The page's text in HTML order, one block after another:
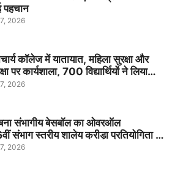
पहचान
2026
कॉलेज में यातायात, महिला सुरक्षा और
पर कार्यशाला, 700 विद्यार्थियों ने लिया
संकल्प
2026
संभागीय बेसबॉल का ओवरऑल
संभाग स्तरीय शालेय क्रीड़ा प्रतियोगिता में
में शानदार प्रदर्शन
2026